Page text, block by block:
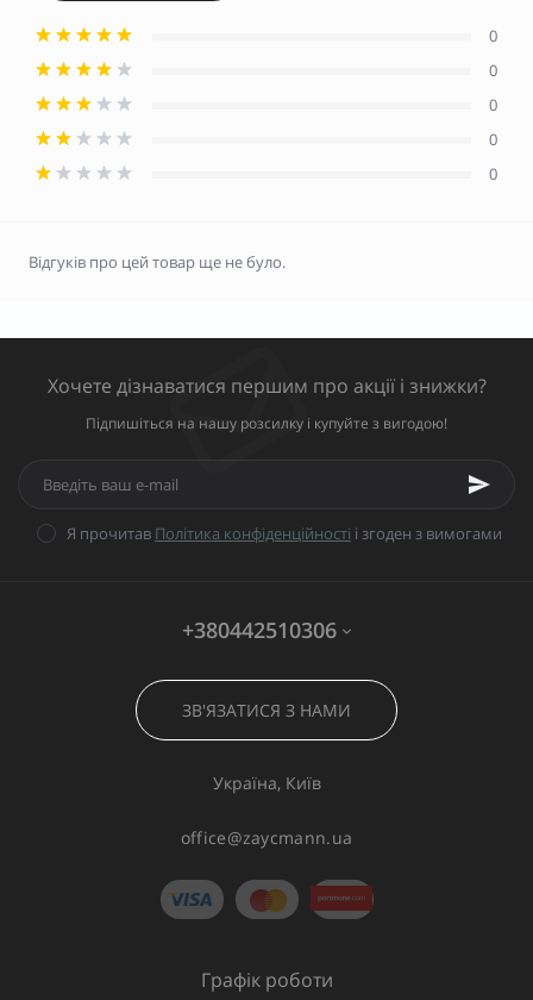
0
0
0
0
0
Відгуків про цей товар ще не було.
Хочете дізнаватися першим про акції і знижки?
Підпишіться на нашу розсилку і купуйте з вигодою!
Я прочитав Політика конфіденційності і згоден з вимогами
+380442510306
ЗВ'ЯЗАТИСЯ З НАМИ
Україна, Київ
office@zaycmann.ua
Графік роботи